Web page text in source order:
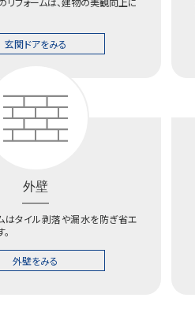
玄関ドアをみる
外壁
はタイル剥落や漏水を防ぎ省エ
外壁をみる